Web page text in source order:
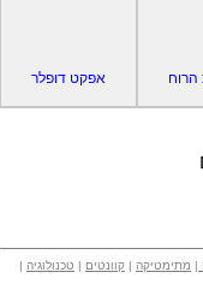
הרוח אפקט דופלר
| מתימטיקה | קוונטים | טכנולוגיה |